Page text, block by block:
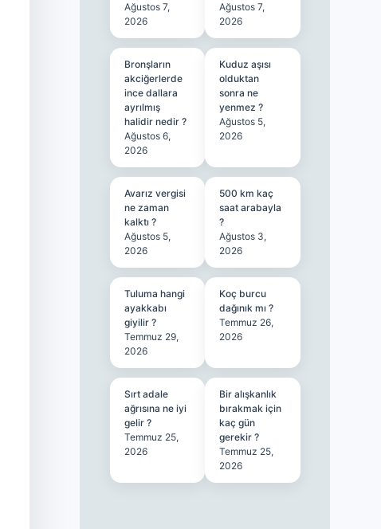
Ağustos 7,
2026
Ağustos 7,
2026
Bronşların
akciğerlerde
ince dallara
ayrılmış
halidir nedir ?
Ağustos 6,
2026
Kuduz aşısı
olduktan
sonra ne
yenmez ?
Ağustos 5,
2026
Avarız vergisi
ne zaman
kalktı ?
Ağustos 5,
2026
500 km kaç
saat arabayla
?
Ağustos 3,
2026
Tuluma hangi
ayakkabı
giyilir ?
Temmuz 29,
2026
Koç burcu
dağınık mı ?
Temmuz 26,
2026
Sırt adale
ağrısına ne iyi
gelir ?
Temmuz 25,
2026
Bir alışkanlık
bırakmak için
kaç gün
gerekir ?
Temmuz 25,
2026